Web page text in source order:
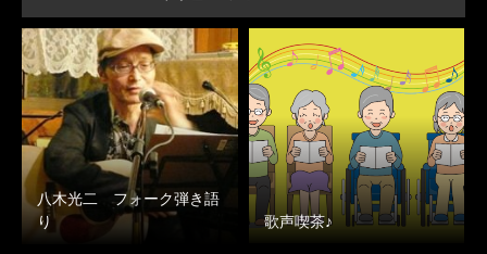
八木光二 フォーク弾き語
り
歌声喫茶♪